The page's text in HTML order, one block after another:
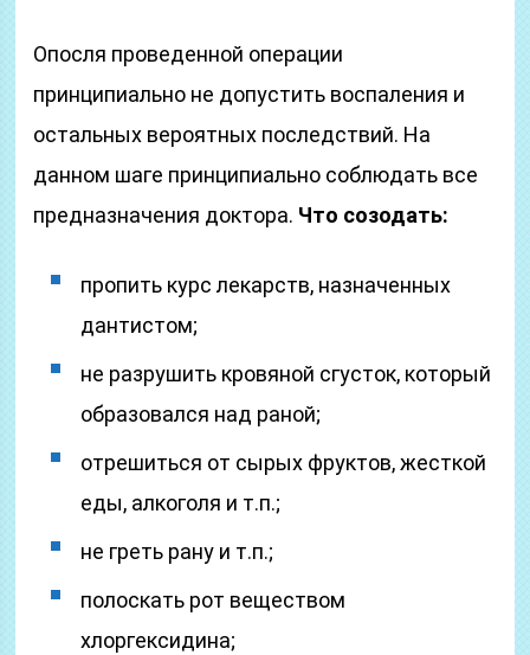
Опосля проведенной операции
принципиально не допустить воспаления и
остальных вероятных последствий. На
данном шаге принципиально соблюдать все
предназначения доктора. Что созодать:
пропить курс лекарств, назначенных
дантистом;
не разрушить кровяной сгусток, который
образовался над раной;
отрешиться от сырых фруктов, жесткой
еды, алкоголя и т.п.;
не греть рану и т.п.;
полоскать рот веществом
хлоргексидина;